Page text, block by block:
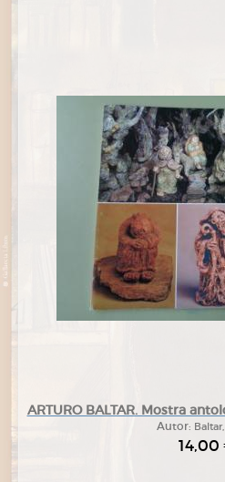
ARTURO BALTAR. Mostra
Autor:
14,00